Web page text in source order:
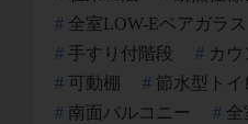
全室LOW-Eペアガラス
手すり付階段
カ
可動棚
節水型トイ
南面バルコニー
全